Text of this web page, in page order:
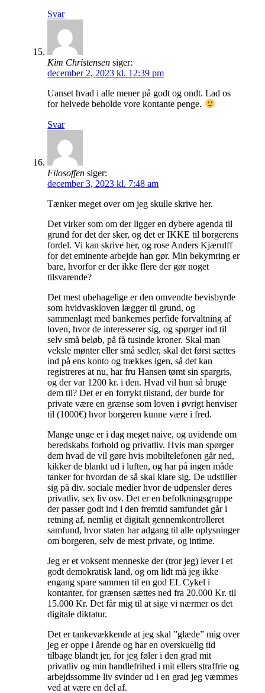
Svar
Kim Christensen siger:
december 2, 2023 kl. 12:39 pm
Uanset hvad i alle mener på godt og ondt. Lad os
for helvede beholde vore kontante penge.
Svar
Filosoffen siger:
december 3, 2023 kl. 7:48 am
Tænker meget over om jeg skulle skrive her.
Det virker som om der ligger en dybere agenda til
grund for det der sker, og det er IKKE til borgerens
fordel. Vi kan skrive her, og rose Anders Kjærulff
for det eminente arbejde han gør. Min bekymring er
bare, hvorfor er der ikke flere der gør noget
tilsvarende?
Det mest ubehagelige er den omvendte bevisbyrde
som hvidvaskloven lægger til grund, og
sammenlagt med bankernes perfide forvaltning af
loven, hvor de interesserer sig, og spørger ind til
selv små beløb, på få tusinde kroner. Skal man
veksle mønter eller små sedler, skal det først sættes
ind på ens konto og trækkes igen, så det kan
registreres at nu, har fru Hansen tømt sin spargris,
og der var 1200 kr. i den. Hvad vil hun så bruge
dem til? Det er en forrykt tilstand, der burde for
private være en grænse som loven i øvrigt henviser
til (1000€) hvor borgeren kunne være i fred.
Mange unge er i dag meget naive, og uvidende om
beredskabs forhold og privatliv. Hvis man spørger
dem hvad de vil gøre hvis mobiltelefonen går ned,
kikker de blankt ud i luften, og har på ingen måde
tanker for hvordan de så skal klare sig. De udstiller
sig på div. sociale medier hvor de udpensler deres
privatliv, sex liv osv. Det er en befolkningsgruppe
der passer godt ind i den fremtid samfundet går i
retning af, nemlig et digitalt gennemkontrolleret
samfund, hvor staten har adgang til alle oplysninger
om borgeren, selv de mest private, og intime.
Jeg er et voksent menneske der (tror jeg) lever i et
godt demokratisk land, og om lidt må jeg ikke
engang spare sammen til en god EL Cykel i
kontanter, for grænsen sættes ned fra 20.000 Kr. til
15.000 Kr. Det får mig til at sige vi nærmer os det
digitale diktatur.
Det er tankevækkende at jeg skal ”glæde” mig over
jeg er oppe i årende og har en overskuelig tid
tilbage blandt jer, for jeg føler i den grad mit
privatliv og min handlefrihed i mit ellers straffrie og
arbejdssomme liv svinder ud i en grad jeg væmmes
ved at være en del af.